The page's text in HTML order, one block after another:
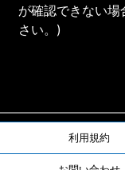
が確認できない
さい。)
利用規約